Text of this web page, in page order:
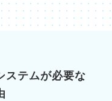
ステムが必要な